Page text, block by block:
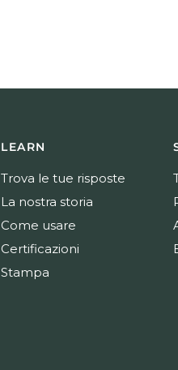
LEARN
Trova le tue risposte
La nostra storia
Come usare
Certificazioni
Stampa